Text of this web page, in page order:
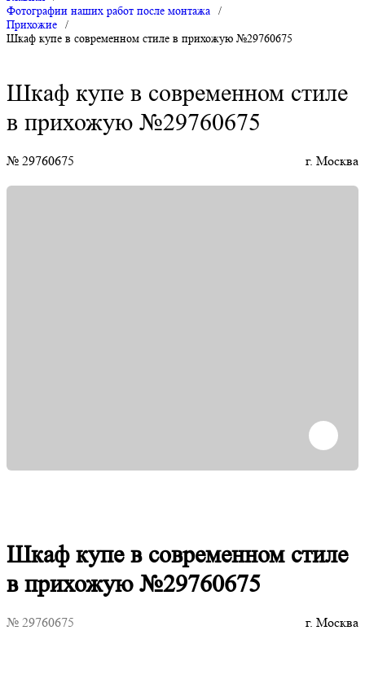
Фотографии наших работ после монтажа
/
Прихожие
/
Шкаф купе в современном стиле в прихожую №29760675
Шкаф купе в современном стиле
в прихожую №29760675
№ 29760675 г. Москва
Шкаф купе в современном стиле
в прихожую №29760675
№ 29760675 г. Москва